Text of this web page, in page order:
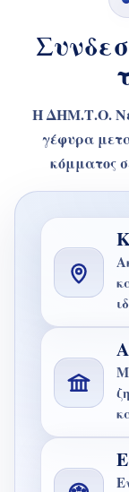
Η ΔΗΜ.Τ.Ο.
γέφυρα
κόμματος